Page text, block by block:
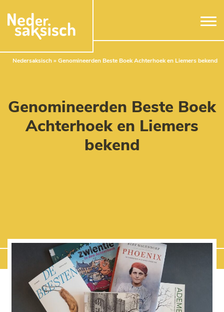
Nedersaksisch» Genomineerden Beste Boek Achterhoek en Liemers bekend
Genomineerden Beste Boek
Achterhoek en Liemers
bekend